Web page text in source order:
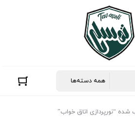
“نورپردازی اتاق خواب”